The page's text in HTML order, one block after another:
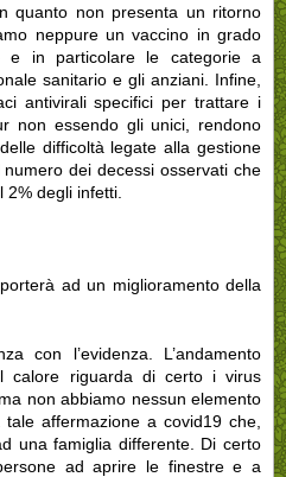
quanto non presenta un ritorno
neppure un vaccino in grado
e in particolare le categorie a
sanitario e gli anziani. Infine,
antivirali specifici per trattare i
non essendo gli unici, rendono
difficoltà legate alla gestione
dei decessi osservati che
degli infetti.
ad un miglioramento della
con l’evidenza. L’andamento
calore riguarda di certo i virus
non abbiamo nessun elemento
affermazione a covid19 che,
una famiglia differente. Di certo
ad aprire le finestre e a